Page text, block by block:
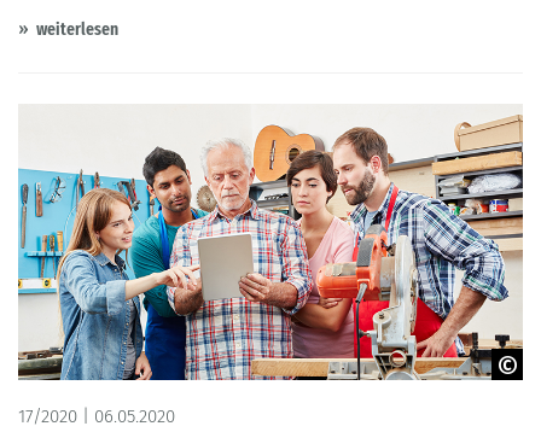
weiterlesen
© Robert Kneschke – Adobe Stock
17/2020 | 06.05.2020